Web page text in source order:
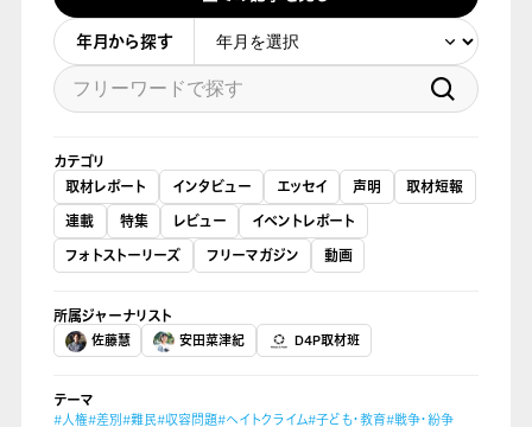
年月から探す
カテゴリ
取材レポート
インタビュー エッセイ 声明
取材短報
連載
特集 レビュー
イベントレポート
フォトストーリーズ
フリーマガジン 動画
所属ジャーナリスト
佐藤慧 安田菜津紀 D4P取材班
テーマ
#人権#差別#難民#収容問題#ヘイトクライム#子ども・教育#戦争・紛争